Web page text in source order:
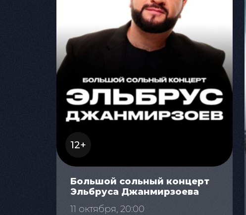
12+
Большой сольный концерт
Эльбруса Джанмирзоева
11 октября, 20:00